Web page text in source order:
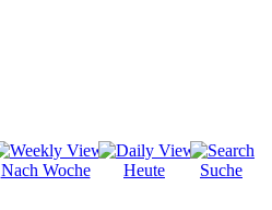
Nach Woche Heute Suche